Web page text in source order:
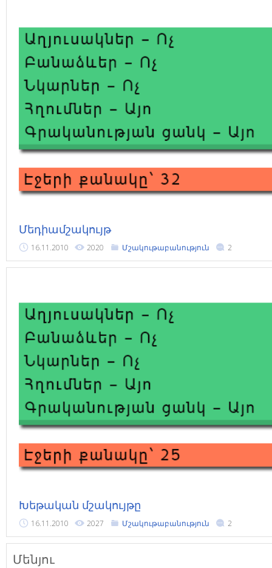
Մեդիամշակույթ
16.11.2010 2020 Մշակութաբանություն 2
Խեթական մշակույթը
16.11.2010 2027 Մշակութաբանություն 2
Մենյու